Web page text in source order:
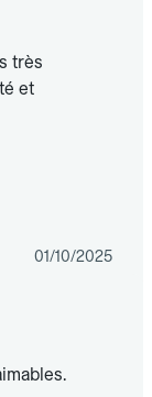
très
et
01/10/2025